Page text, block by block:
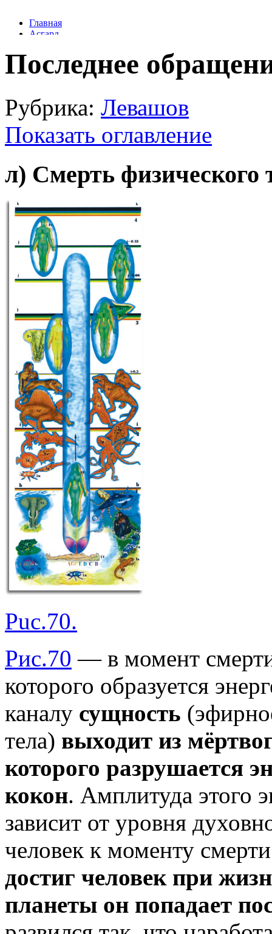
Последнее
Рубрика: Левашов
Показать оглавление
л) Смерть физического
Puc.70.
Рис.70 — в момент смерти
которого образуется
каналу сущность
тела) выходит из
которого разрушается
кокон. Амплитуда этого
зависит от уровня
человек к моменту
достиг человек при
планеты он попадает